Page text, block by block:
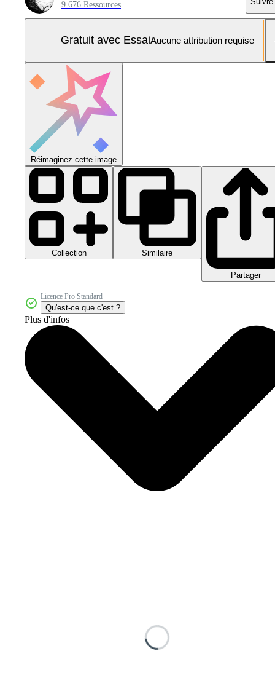
9 676 Ressources
Gratuit avec EssaiAucune attribution requise
Réimaginez cette image
Collection Similaire
Partager
Licence Pro Standard
Qu'est-ce que c'est ?
Plus d'infos